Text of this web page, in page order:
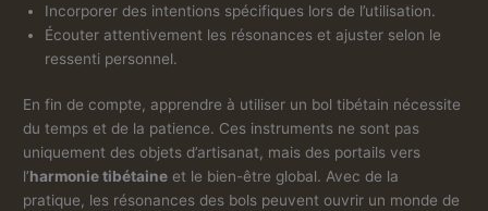
Incorporer des intentions spécifiques lors de l’utilisation.
Écouter attentivement les résonances et ajuster selon le
ressenti personnel.
En fin de compte, apprendre à utiliser un bol tibétain nécessite
du temps et de la patience. Ces instruments ne sont pas
uniquement des objets d’artisanat, mais des portails vers
l’harmonie tibétaine et le bien-être global. Avec de la
pratique, les résonances des bols peuvent ouvrir un monde de